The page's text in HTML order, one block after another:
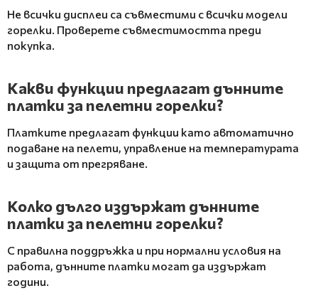
Не всички дисплеи са съвместими с всички модели
горелки. Проверете съвместимостта преди
покупка.
Какви функции предлагат дънните
платки за пелетни горелки?
Платките предлагат функции като автоматично
подаване на пелети, управление на температурата
и защита от прегряване.
Колко дълго издържат дънните
платки за пелетни горелки?
С правилна поддръжка и при нормални условия на
работа, дънните платки могат да издържат
години.